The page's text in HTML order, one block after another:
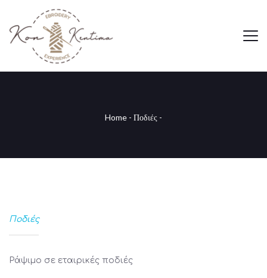
Home - Ποδιές -
Ποδιές
Ράψιμο σε εταιρικές ποδιές